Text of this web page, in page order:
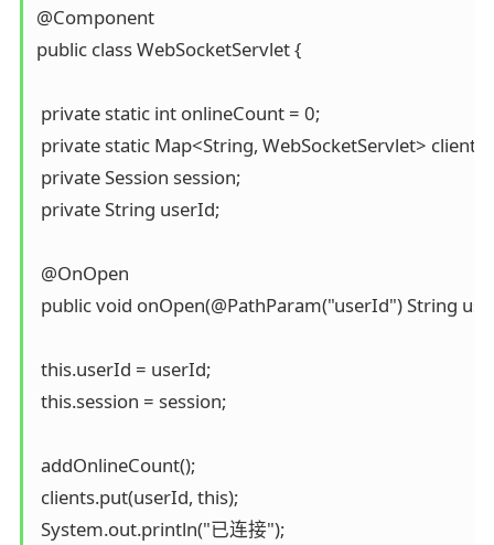
@Component
public class WebSocketServlet {
private static int onlineCount = 0;
private static Map<String, WebSocketServlet>
private Session session;
private String userId;
@OnOpen
public void onOpen(@PathParam("userId") String
this.userId = userId;
this.session = session;
addOnlineCount();
clients.put(userId, this);
System.out.println("已连接");